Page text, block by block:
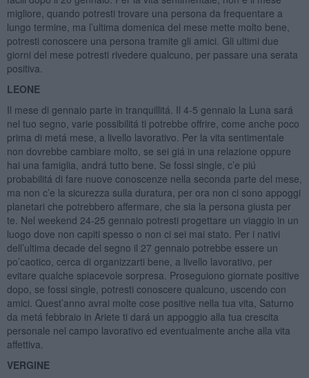
migliore, quando potresti trovare una persona da frequentare a
lungo termine, ma l’ultima domenica del mese mette molto bene,
potresti conoscere una persona tramite gli amici. Gli ultimi due
giorni del mese potresti rivedere qualcuno, per passare una serata
positiva.
LEONE
Il mese di gennaio parte in tranquillitá. Il 4-5 gennaio la Luna sará
nel tuo segno, varie possibilitá ti potrebbe offrire, come anche poco
prima di metá mese, a livello lavorativo. Per la vita sentimentale
non dovrebbe cambiare molto, se sei giá in una relazione oppure
hai una famiglia, andrá tutto bene. Se fossi single, c’e piú
probabilitá di fare nuove conoscenze nella seconda parte del mese,
ma non c’e la sicurezza sulla duratura, per ora non ci sono appoggi
planetari che potrebbero affermare, che sia la persona giusta per
te. Nel weekend 24-25 gennaio potresti progettare un viaggio in un
luogo dove non capiti spesso o non ci sei mai stato. Per i nativi
dell’ultima decade del segno il 27 gennaio potrebbe essere un
po’caotico, cerca di organizzarti bene, a livello lavorativo, per
evitare qualche spiacevole sorpresa. Proseguiono giornate positive
dopo, se fossi single, potresti conoscere qualcuno, uscendo con
amici. Quest’anno avrai molte cose positive nella tua vita, Saturno
da metá febbraio in Ariete ti dará un appoggio alla tua crescita
personale nel campo lavorativo ed eventualmente anche alla vita
affettiva.
VERGINE